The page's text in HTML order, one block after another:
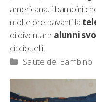
americana, i bambini
molte ore davanti la
di diventare alunni
cicciottelli.
Categorie
Salute del Bambino